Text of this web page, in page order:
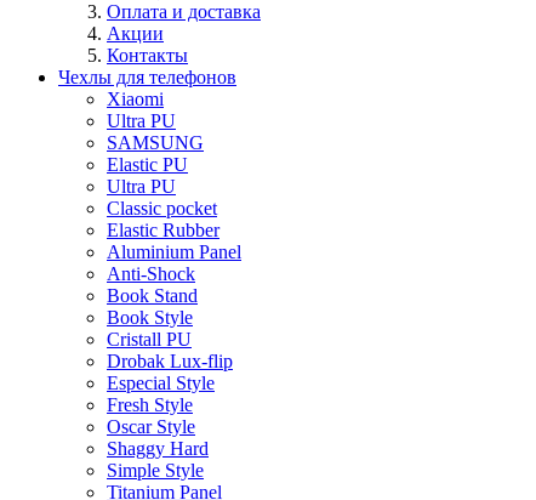
Оплата и доставка
Акции
Контакты
Чехлы для телефонов
Xiaomi
Ultra PU
SAMSUNG
Elastic PU
Ultra PU
Classic pocket
Elastic Rubber
Aluminium Panel
Anti-Shock
Book Stand
Book Style
Cristall PU
Drobak Lux-flip
Especial Style
Fresh Style
Oscar Style
Shaggy Hard
Simple Style
Titanium Panel